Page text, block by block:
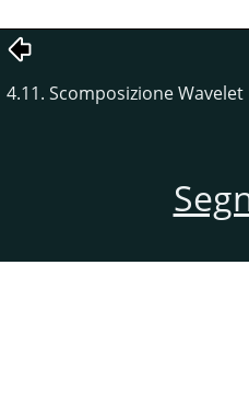
4.11. Scomposizione Wavelet